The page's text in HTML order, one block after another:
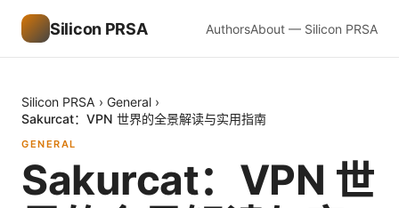
Silicon PRSA AuthorsAbout — Silicon PRSA
Silicon PRSA › General ›
Sakurcat：VPN 世界的全景解读与实用指南
GENERAL
Sakurcat：VPN 世